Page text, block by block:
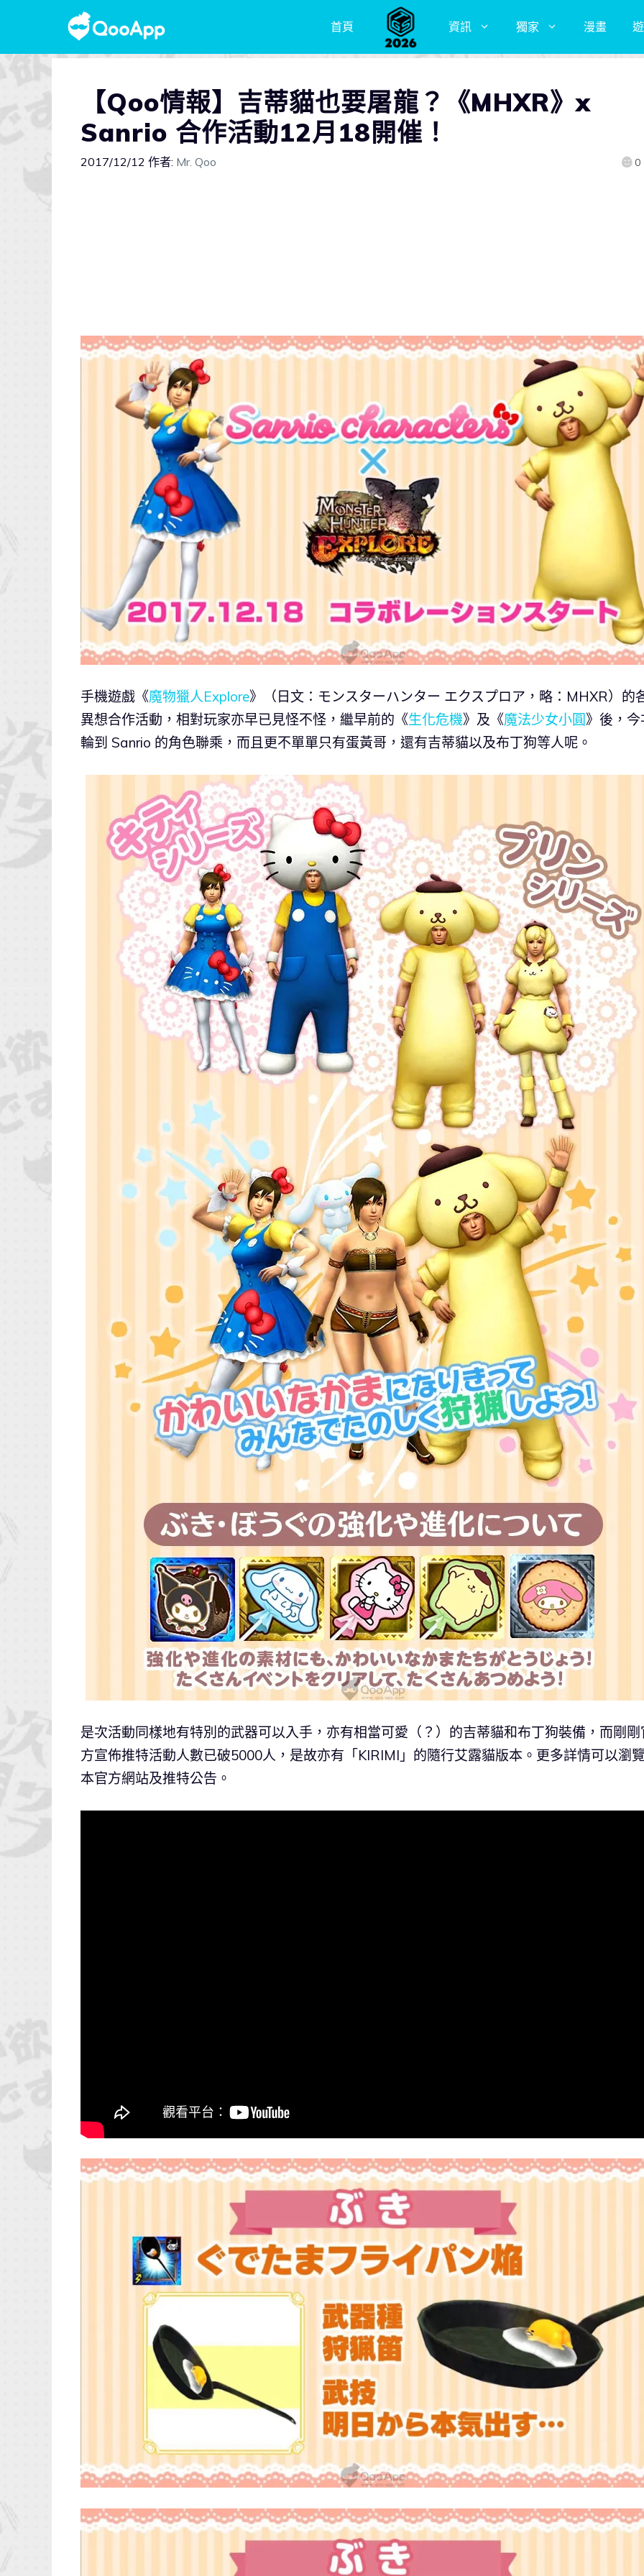
首頁 資訊 獨家 漫畫
【Qoo情報】吉蒂貓也要屠龍？《MHXR》x
Sanrio 合作活動12月18開催！
2017/12/12 作者: Mr. Qoo 0
手機遊戲《魔物獵人Explore》（日文：モンスターハンター エクスプロア，略：MHXR）的
異想合作活動，相對玩家亦早已見怪不怪，繼早前的《生化危機》及《魔法少女小圓》後，今
輪到 Sanrio 的角色聯乘，而且更不單單只有蛋黃哥，還有吉蒂貓以及布丁狗等人呢。
是次活動同樣地有特別的武器可以入手，亦有相當可愛（？）的吉蒂貓和布丁狗裝備，而剛剛
方宣佈推特活動人數已破5000人，是故亦有「KIRIMI」的隨行艾露貓版本。更多詳情可以瀏
本官方網站及推特公告。